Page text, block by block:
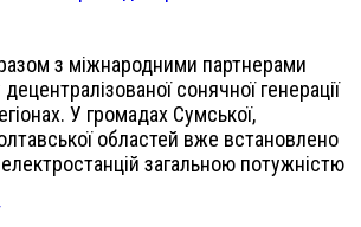
з міжнародними партнерами
сонячної генерації
У громадах Сумської,
областей вже встановлено
загальною потужністю